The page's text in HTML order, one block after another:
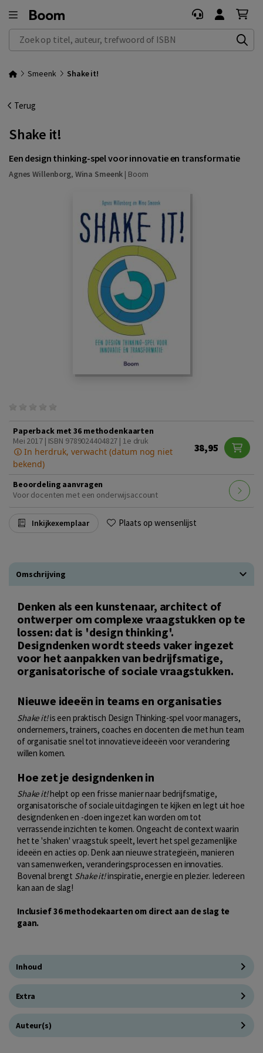
Zoek op titel, auteur, trefwoord of ISBN
Smeenk Shake it!
Terug
Shake it!
Een design thinking-spel voor innovatie en transformatie
Agnes Willenborg, Wina Smeenk | Boom
Paperback met 36 methodenkaarten
Mei 2017 | ISBN 9789024404827 | 1e druk
In herdruk, verwacht (datum nog niet
bekend)
38,95
Beoordeling aanvragen
Voor docenten met een onderwijsaccount
Inkijkexemplaar Plaats op wensenlijst
Omschrijving
Denken als een kunstenaar, architect of
ontwerper om complexe vraagstukken op te
lossen: dat is 'design thinking'.
Designdenken wordt steeds vaker ingezet
voor het aanpakken van bedrijfsmatige,
organisatorische of sociale vraagstukken.
Nieuwe ideeën in teams en organisaties
Shake it!is een praktisch Design Thinking-spel voor managers,
ondernemers, trainers, coaches en docenten die met hun team
of organisatie snel tot innovatieve ideeën voor verandering
willen komen.
Hoe zet je designdenken in
Shake it!helpt op een frisse manier naar bedrijfsmatige,
organisatorische of sociale uitdagingen te kijken en legt uit hoe
designdenken en -doen ingezet kan worden om tot
verrassende inzichten te komen. Ongeacht de context waarin
het te 'shaken' vraagstuk speelt, levert het spel gezamenlijke
ideeën en acties op. Denk aan nieuwe strategieën, manieren
van samenwerken, veranderingsprocessen en innovaties.
Bovenal brengt Shake it!inspiratie, energie en plezier. Iedereen
kan aan de slag!
Inclusief 36 methodekaarten om direct aan de slag te
gaan.
Inhoud
Extra
Auteur(s)